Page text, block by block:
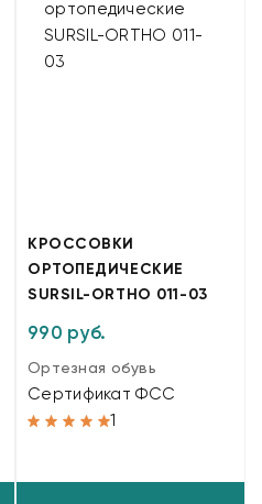
КРОССОВКИ
ОРТОПЕДИЧЕСКИЕ
SURSIL-ORTHO 011-03
990 руб.
Ортезная обувь
Сертификат ФСС
1